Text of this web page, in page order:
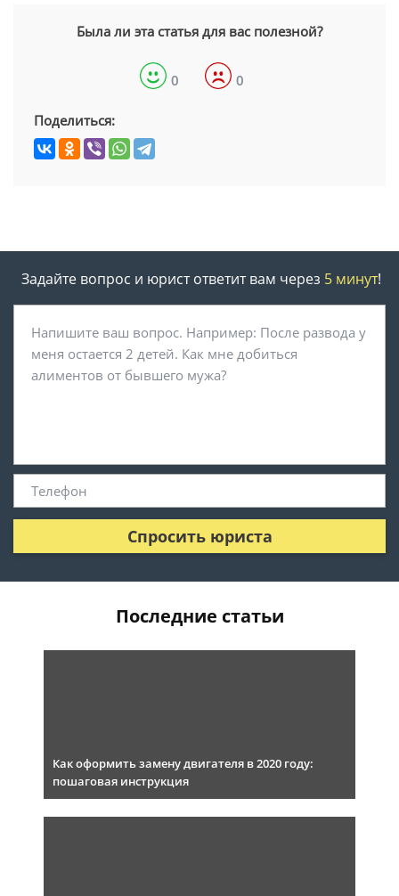
Была ли эта статья для вас полезной?
0 0
Поделиться:
Задайте вопрос и юрист ответит вам через 5 минут!
Спросить юриста
Последние статьи
Как оформить замену двигателя в 2020 году:
пошаговая инструкция